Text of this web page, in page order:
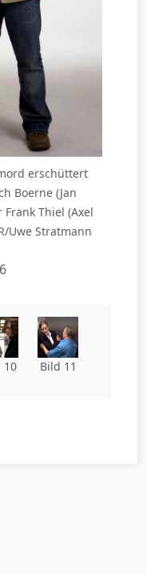
erschüttert
Boerne (Jan
Thiel (Axel
Uwe Stratmann
10 Bild 11